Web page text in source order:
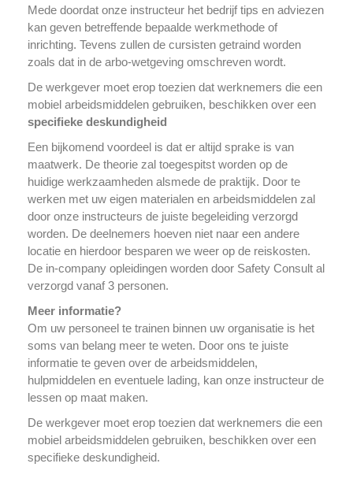
Mede doordat onze instructeur het bedrijf tips en adviezen
kan geven betreffende bepaalde werkmethode of
inrichting. Tevens zullen de cursisten getraind worden
zoals dat in de arbo-wetgeving omschreven wordt.
De werkgever moet erop toezien dat werknemers die een
mobiel arbeidsmiddelen gebruiken, beschikken over een
specifieke deskundigheid
Een bijkomend voordeel is dat er altijd sprake is van
maatwerk. De theorie zal toegespitst worden op de
huidige werkzaamheden alsmede de praktijk. Door te
werken met uw eigen materialen en arbeidsmiddelen zal
door onze instructeurs de juiste begeleiding verzorgd
worden. De deelnemers hoeven niet naar een andere
locatie en hierdoor besparen we weer op de reiskosten.
De in-company opleidingen worden door Safety Consult al
verzorgd vanaf 3 personen.
Meer informatie?
Om uw personeel te trainen binnen uw organisatie is het
soms van belang meer te weten. Door ons te juiste
informatie te geven over de arbeidsmiddelen,
hulpmiddelen en eventuele lading, kan onze instructeur de
lessen op maat maken.
De werkgever moet erop toezien dat werknemers die een
mobiel arbeidsmiddelen gebruiken, beschikken over een
specifieke deskundigheid.